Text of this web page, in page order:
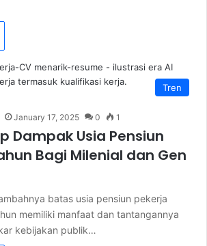
Tren
January 17, 2025 0 1
Dampak Usia Pensiun
Bagi Milenial dan Gen
batas usia pensiun pekerja
memiliki manfaat dan tantangannya
kebijakan publik…